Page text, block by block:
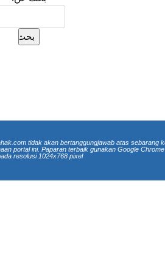
tidak akan bertanggungjawab atas sebarang
portal ini. Paparan terbaik gunakan Google
resolusi 1024x768 pixel